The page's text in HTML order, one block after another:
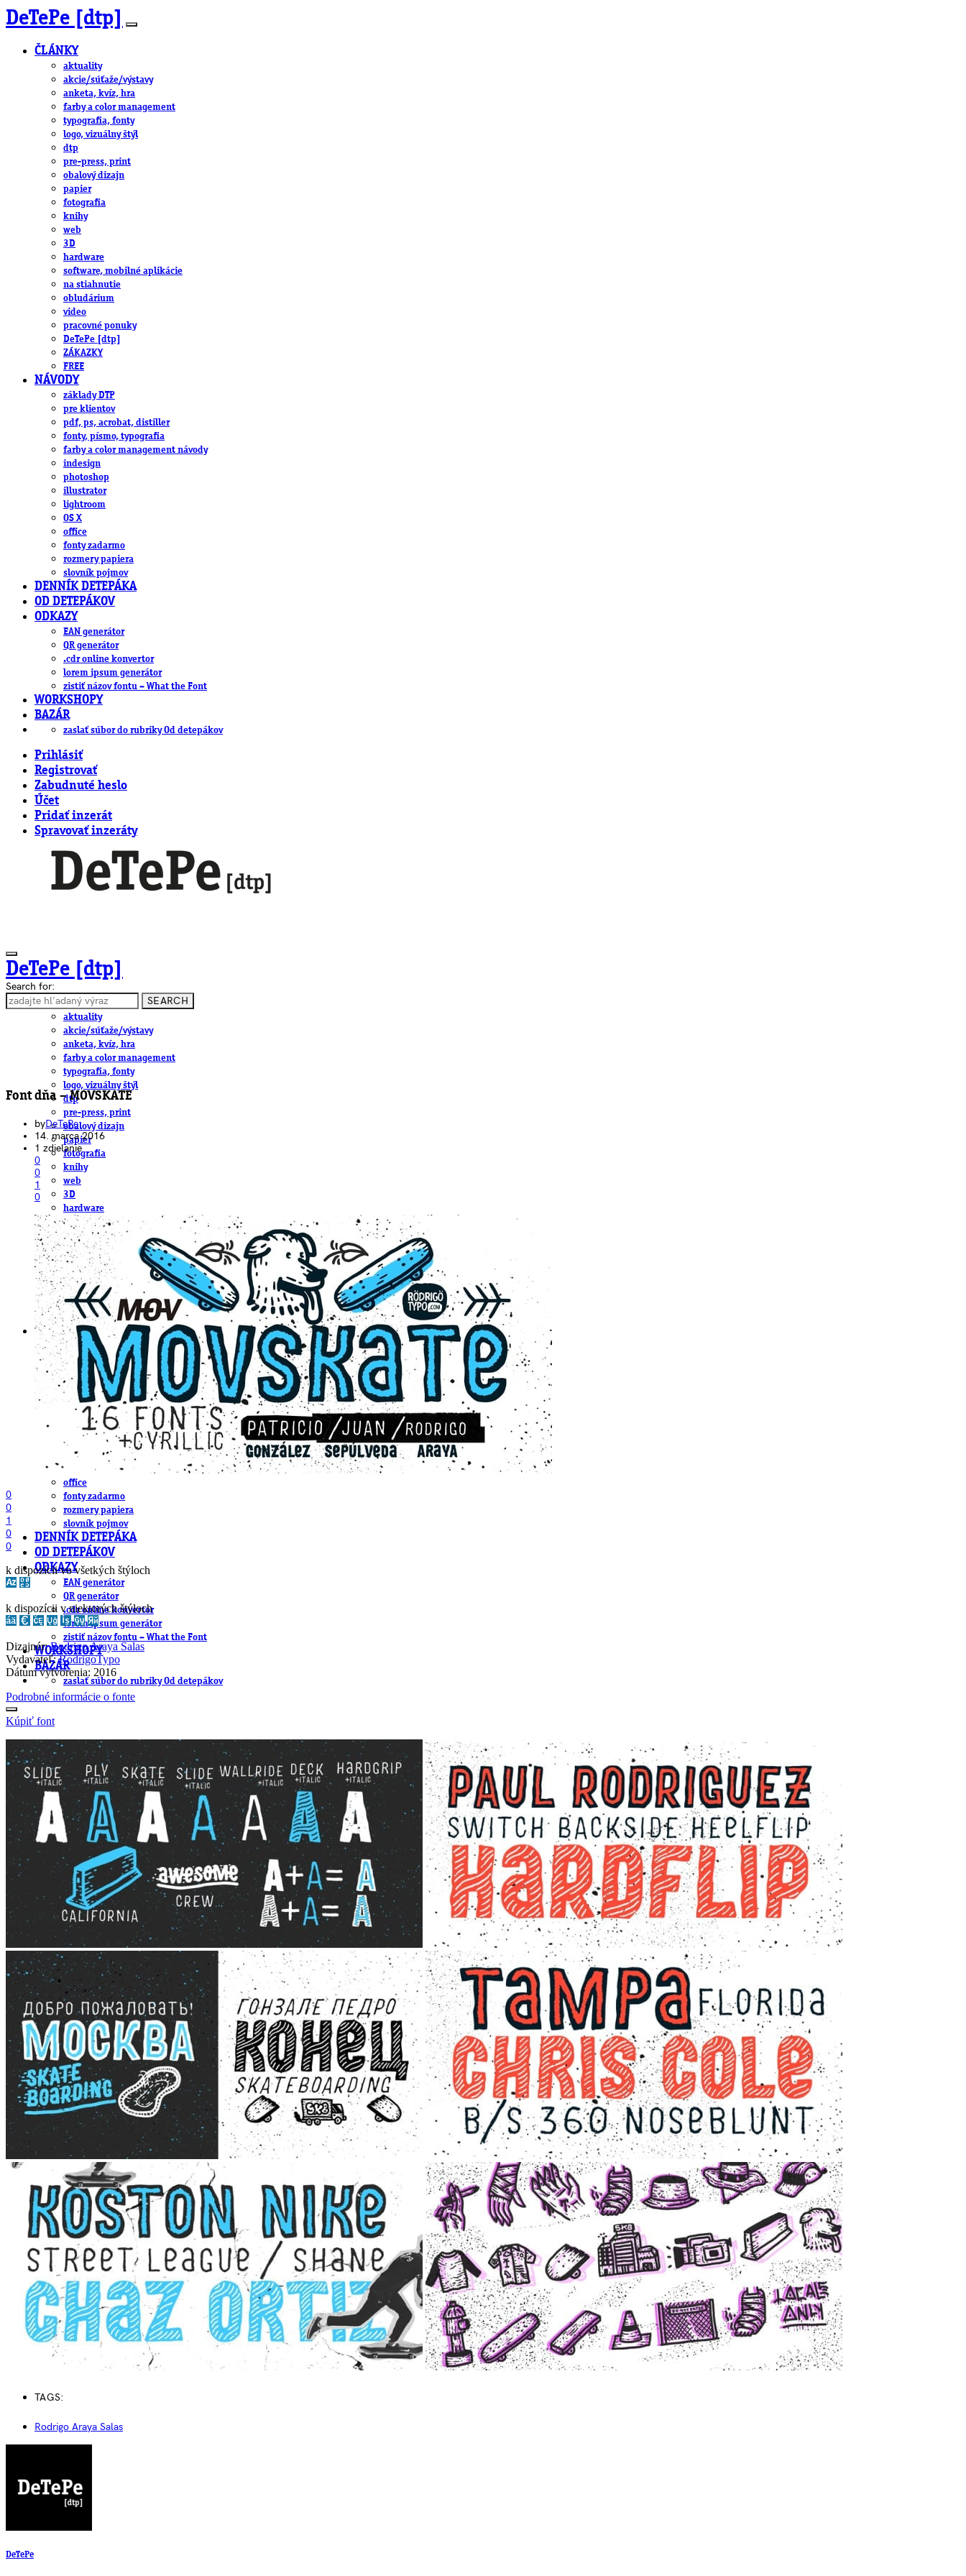
DeTePe [dtp]
ČLÁNKY
aktuality
akcie/súťaže/výstavy
anketa, kvíz, hra
farby a color management
typografia, fonty
logo, vizuálny štýl
dtp
pre-press, print
obalový dizajn
papier
fotografia
knihy
web
3D
hardware
software, mobilné aplikácie
na stiahnutie
obludárium
video
pracovné ponuky
DeTePe [dtp]
ZÁKAZKY
FREE
NÁVODY
základy DTP
pre klientov
pdf, ps, acrobat, distiller
fonty, písmo, typografia
farby a color management návody
indesign
photoshop
illustrator
lightroom
OS X
office
fonty zadarmo
rozmery papiera
slovník pojmov
DENNÍK DETEPÁKA
OD DETEPÁKOV
ODKAZY
EAN generátor
QR generátor
.cdr online konvertor
lorem ipsum generátor
zistiť názov fontu – What the Font
WORKSHOPY
BAZÁR
zaslať súbor do rubriky Od detepákov
Prihlásiť
Registrovať
Zabudnuté heslo
Účet
Pridať inzerát
Spravovať inzeráty
DeTePe [dtp]
ČLÁNKY
aktuality
akcie/súťaže/výstavy
anketa, kvíz, hra
farby a color management
typografia, fonty
logo, vizuálny štýl
dtp
pre-press, print
obalový dizajn
papier
fotografia
knihy
web
3D
hardware
software, mobilné aplikácie
na stiahnutie
obludárium
video
pracovné ponuky
DeTePe [dtp]
ZÁKAZKY
FREE
NÁVODY
základy DTP
pre klientov
pdf, ps, acrobat, distiller
fonty, písmo, typografia
farby a color management návody
indesign
photoshop
illustrator
lightroom
OS X
office
fonty zadarmo
rozmery papiera
slovník pojmov
DENNÍK DETEPÁKA
OD DETEPÁKOV
ODKAZY
EAN generátor
QR generátor
.cdr online konvertor
lorem ipsum generátor
zistiť názov fontu – What the Font
WORKSHOPY
BAZÁR
zaslať súbor do rubriky Od detepákov
Search for:
SEARCH
Font dňa – MOVSKATE
byDeTePe
14. marca 2016
1 zdielanie
0
0
1
0
0
0
1
0
0
k dispozícii vo všetkých štýloch
k dispozícii v niektorých štýloch
Dizajnér:Rodrigo Araya Salas
Vydavateľ:RodrigoTypo
Dátum vytvorenia: 2016
Podrobné informácie o fonte
Kúpiť font
TAGS:
Rodrigo Araya Salas
DeTePe